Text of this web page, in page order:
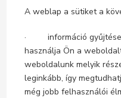
A weblap a sütiket a
· információ gyűjtése
használja Ön a
weboldalunk melyik
leginkább, így
még jobb felhasználói